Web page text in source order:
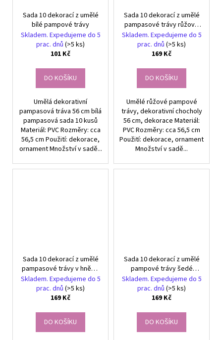
Sada 10 dekorací z umělé
bílé pampové trávy
Skladem. Expedujeme do 5
prac. dnů (>5 ks)
101 Kč
DO KOŠÍKU
Umělá dekorativní
pampasová tráva 56 cm bílá
pampasová sada 10 kusů
Materiál: PVC Rozměry: cca
56,5 cm Použití: dekorace,
ornament Množství v sadě...
Sada 10 dekorací z umělé
pampasové trávy růžové
barvy
Skladem. Expedujeme do 5
prac. dnů (>5 ks)
169 Kč
DO KOŠÍKU
Umělé růžové pampové
trávy, dekorativní chocholy
56 cm, dekorace Materiál:
PVC Rozměry: cca 56,5 cm
Použití: dekorace, ornament
Množství v sadě...
Sada 10 dekorací z umělé
pampasové trávy v hnědé
barvě
Skladem. Expedujeme do 5
prac. dnů (>5 ks)
169 Kč
DO KOŠÍKU
Sada 10 dekorací z umělé
pampové trávy šedé
barvy
Skladem. Expedujeme do 5
prac. dnů (>5 ks)
169 Kč
DO KOŠÍKU